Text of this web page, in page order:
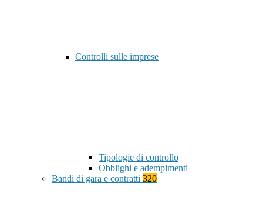
Controlli sulle imprese
Tipologie di controllo
Obblighi e adempimenti
Bandi di gara e contratti 320